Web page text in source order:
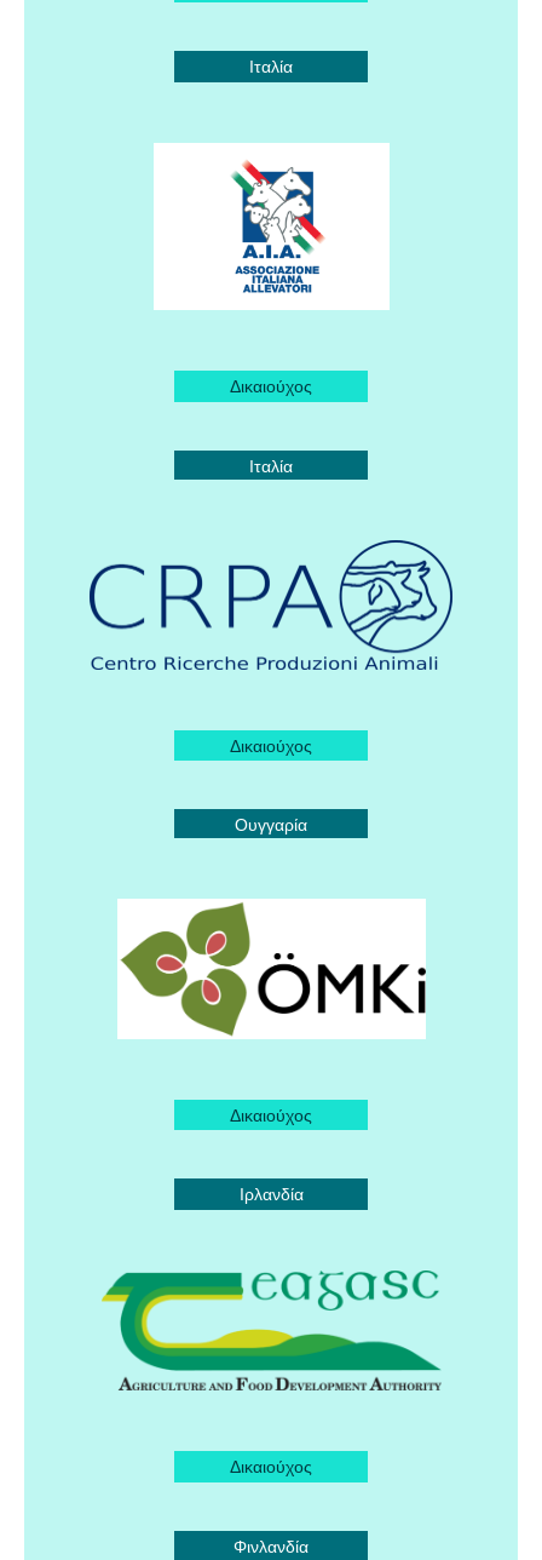
Ιταλία
Δικαιούχος
Ιταλία
Δικαιούχος
Ουγγαρία
Δικαιούχος
Ιρλανδία
Δικαιούχος
Φινλανδία